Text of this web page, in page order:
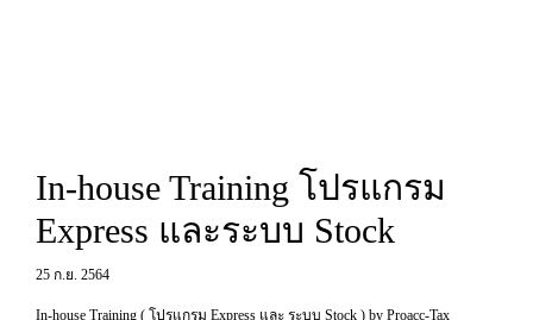
In-house Training โปรแกรม
Express และระบบ Stock
25 ก.ย. 2564
In-house Training ( โปรแกรม Express และ ระบบ Stock ) by Proacc-Tax